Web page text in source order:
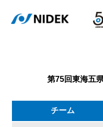
第75回東海五
チーム